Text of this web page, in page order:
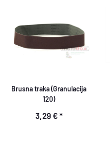
Brusna traka (Granulacija
120)
3,29 € *